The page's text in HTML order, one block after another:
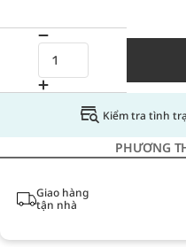
Kiểm tra tình
PHƯƠNG
Giao hàng
tận nhà